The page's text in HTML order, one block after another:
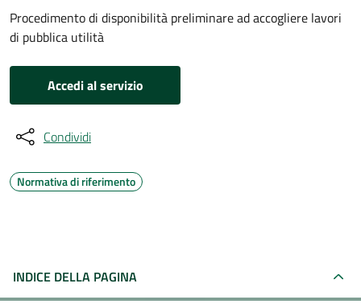
Procedimento di disponibilità preliminare ad accogliere lavori
di pubblica utilità
Accedi al servizio
Condividi
Normativa di riferimento
INDICE DELLA PAGINA